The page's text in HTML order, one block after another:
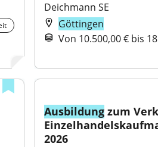
Deichmann SE
Göttingen
Von 10.500,00 € bis
Ausbildung zum
2026